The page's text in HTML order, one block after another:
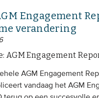
Engagement
verandering
AGM Engagement
AGM Engagement
vandaag het AGM